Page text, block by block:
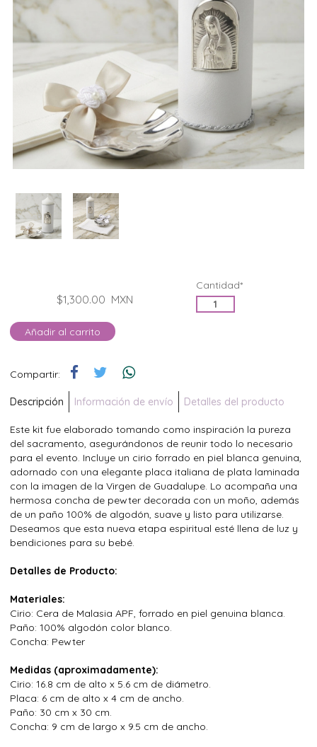
$1,300.00 MXN
Cantidad*
Añadir al carrito
Compartir:
Descripción Información de envío Detalles del producto
Este kit fue elaborado tomando como inspiración la pureza
del sacramento, asegurándonos de reunir todo lo necesario
para el evento. Incluye un cirio forrado en piel blanca genuina,
adornado con una elegante placa italiana de plata laminada
con la imagen de la Virgen de Guadalupe. Lo acompaña una
hermosa concha de pewter decorada con un moño, además
de un paño 100% de algodón, suave y listo para utilizarse.
Deseamos que esta nueva etapa espiritual esté llena de luz y
bendiciones para su bebé.
Detalles de Producto:
Materiales:
Cirio: Cera de Malasia APF, forrado en piel genuina blanca.
Paño: 100% algodón color blanco.
Concha: Pewter
Medidas (aproximadamente):
Cirio: 16.8 cm de alto x 5.6 cm de diámetro.
Placa: 6 cm de alto x 4 cm de ancho.
Paño: 30 cm x 30 cm.
Concha: 9 cm de largo x 9.5 cm de ancho.